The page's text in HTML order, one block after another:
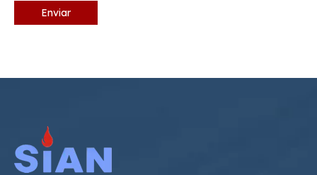
Enviar